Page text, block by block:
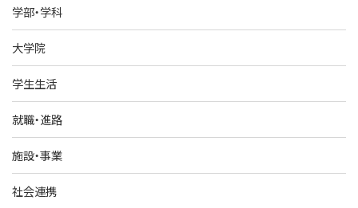
学部・学科
大学院
学生生活
就職・進路
施設・事業
社会連携